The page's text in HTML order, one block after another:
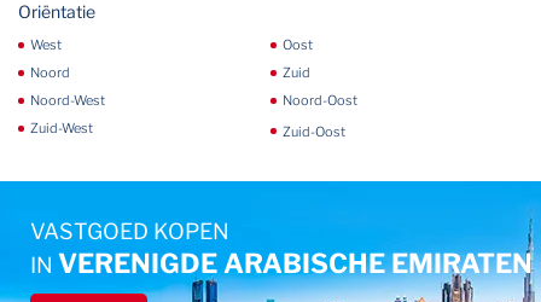
Oriëntatie
West
Oost
Noord
Zuid
Noord-West
Noord-Oost
Zuid-West
Zuid-Oost
VASTGOED KOPEN
IN VERENIGDE ARABISCHE EMIRATEN